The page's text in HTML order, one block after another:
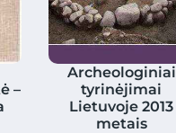
–
Archeologiniai
tyrinėjimai
Lietuvoje 2013
metais